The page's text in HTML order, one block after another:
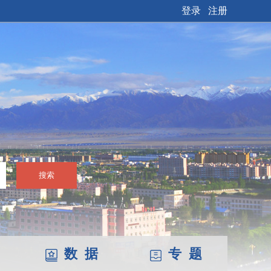
登录 注册
搜索
数 据 专 题